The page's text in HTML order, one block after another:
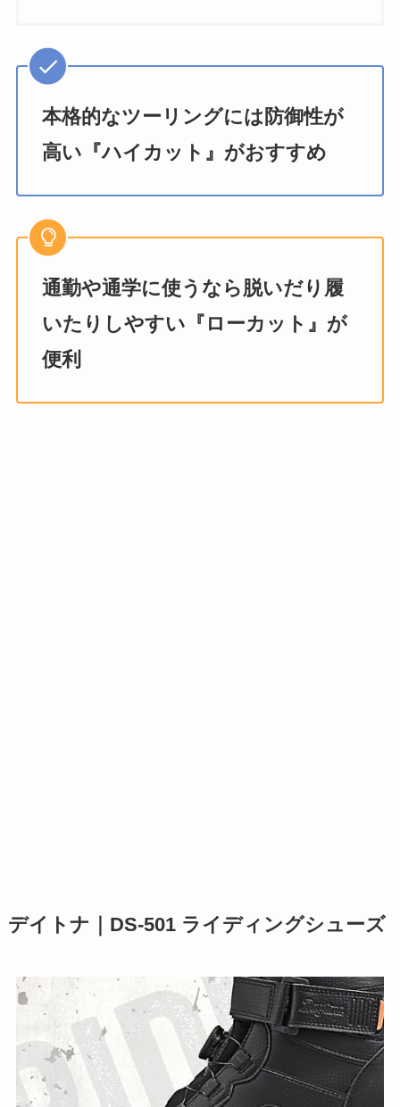
本格的なツーリングには防御性が
高い『ハイカット』がおすすめ
通勤や通学に使うなら脱いだり履
いたりしやすい『ローカット』が
便利
デイトナ｜DS-501 ライディングシューズ